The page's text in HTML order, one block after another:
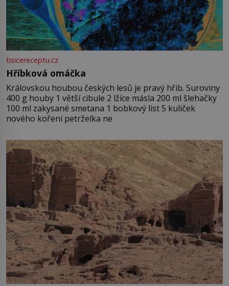
tisicereceptu.cz
Hříbková omáčka
Královskou houbou českých lesů je pravý hřib. Suroviny
400 g houby 1 větší cibule 2 lžíce másla 200 ml šlehačky
100 ml zakysané smetana 1 bobkový list 5 kuliček
nového koření petrželka ne